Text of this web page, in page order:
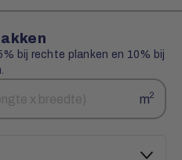
bij rechte planken en 10% bij
m2